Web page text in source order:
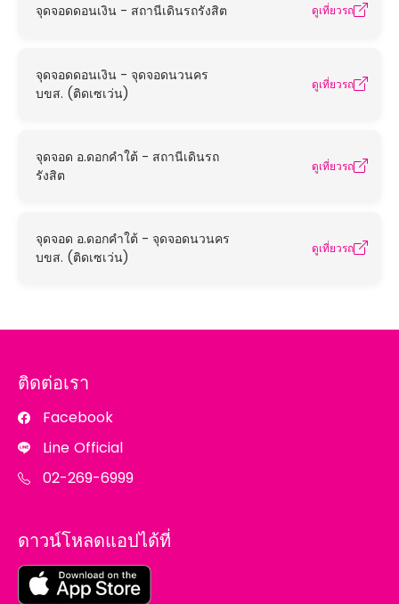
จุดจอดดอนเงิน - สถานีเดินรถรังสิต ดูเที่ยวรถ
จุดจอดดอนเงิน - จุดจอดนวนคร
บขส. (ติดเซเว่น)
ดูเที่ยวรถ
จุดจอด อ.ดอกคำใต้ - สถานีเดินรถ
รังสิต
ดูเที่ยวรถ
จุดจอด อ.ดอกคำใต้ - จุดจอดนวนคร
บขส. (ติดเซเว่น)
ดูเที่ยวรถ
ติดต่อเรา
Facebook
Line Official
02-269-6999
ดาวน์โหลดแอปได้ที่